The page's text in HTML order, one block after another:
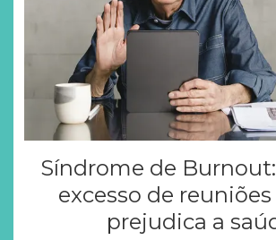
Síndrome de
excesso de
prejudica a